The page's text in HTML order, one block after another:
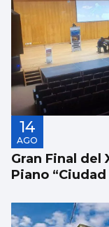
14
AGO
Gran Final del
Piano